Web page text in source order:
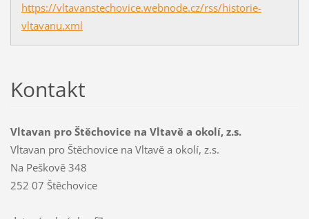
https://vltavanstechovice.webnode.cz/rss/historie-
vltavanu.xml
Kontakt
Vltavan pro Štěchovice na Vltavě a okolí, z.s.
Vltavan pro Štěchovice na Vltavě a okolí, z.s.
Na Peškově 348
252 07 Štěchovice